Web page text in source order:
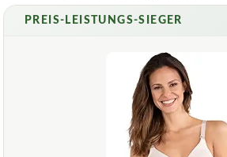
PREIS-LEISTUNGS-SIEGER